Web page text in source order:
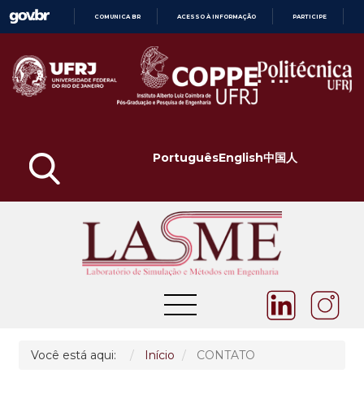
CONTEÚDO
COMUNICA BR ACESSO À INFORMAÇÃO PARTICIPE
PortuguêsEnglish中国人
Você está aqui: Início CONTATO